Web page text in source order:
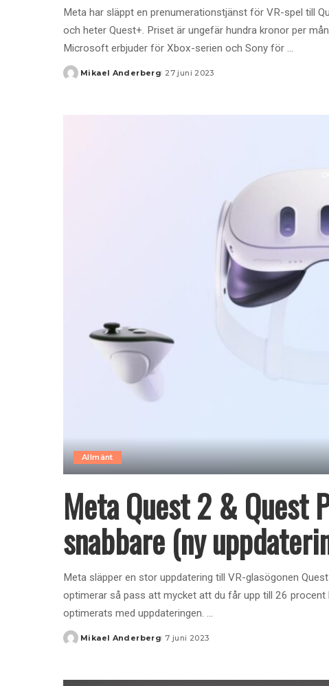
Meta har släppt en prenumerationstjänst för VR-spel till
och heter Quest+. Priset är ungefär hundra kronor per
Microsoft erbjuder för Xbox-serien och Sony för ...
Posted
Mikael Anderberg 27 juni 2023
Allmänt
Meta Quest 2 & Quest
snabbare (ny
Meta släpper en stor uppdatering till VR-glasögonen
optimerar så pass att mycket att du får upp till 26
optimerats med uppdateringen. ...
Posted
Mikael Anderberg 7 juni 2023